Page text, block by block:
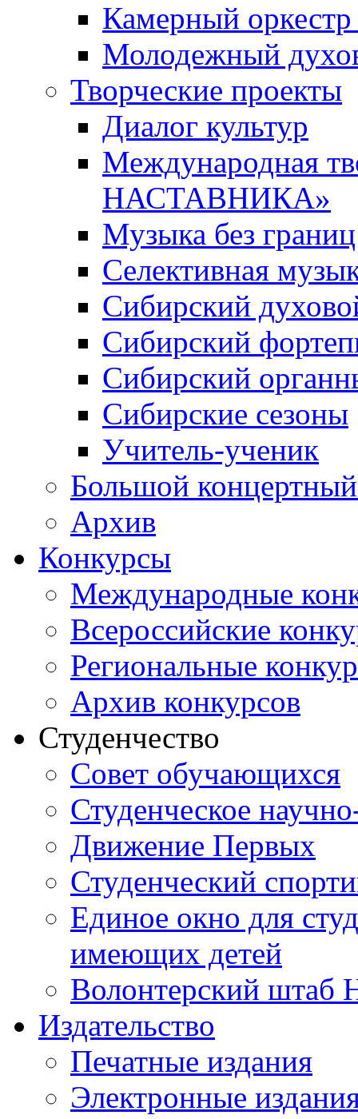
Камерный оркестр
Молодежный
Творческие проекты
Диалог культур
Международная
НАСТАВНИКА»
Музыка без границ
Селективная
Сибирский
Сибирский
Сибирский
Сибирские сезоны
Учитель-ученик
Большой концертный
Архив
Конкурсы
Международные
Всероссийские
Региональные
Архив конкурсов
Студенчество
Совет обучающихся
Студенческое
Движение Первых
Студенческий
Единое окно для
имеющих детей
Волонтерский штаб
Издательство
Печатные издания
Электронные